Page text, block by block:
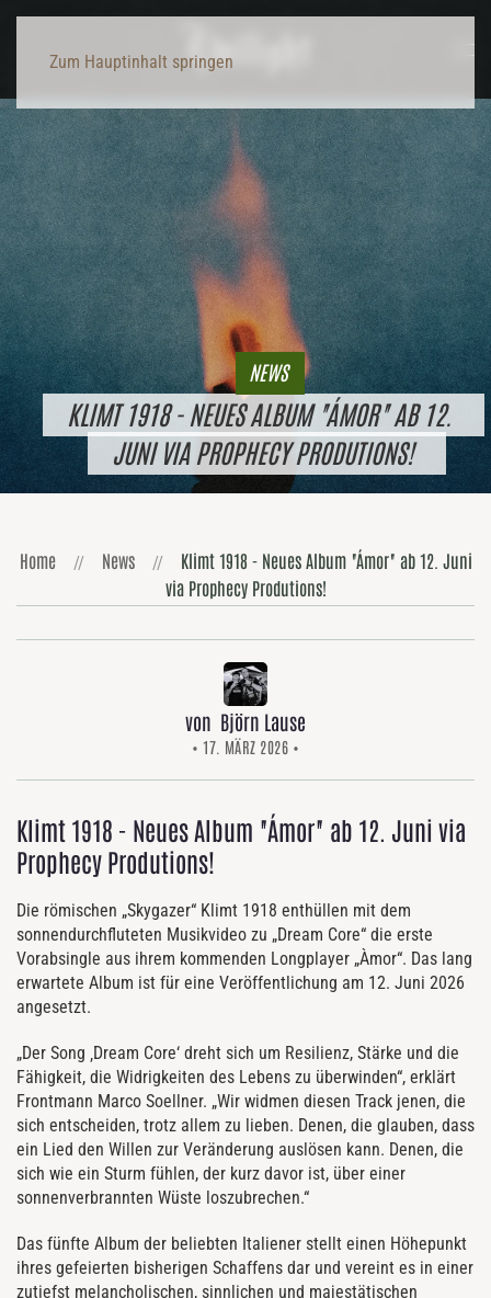
Zum Hauptinhalt springen
NEWS
KLIMT 1918 - NEUES ALBUM "ÁMOR" AB 12.
JUNI VIA PROPHECY PRODUTIONS!
Home News
Klimt 1918 - Neues Album "Ámor" ab 12. Juni
via Prophecy Produtions!
von Björn Lause
• 17. MÄRZ 2026 •
Klimt 1918 - Neues Album "Ámor" ab 12. Juni via
Prophecy Produtions!
Die römischen „Skygazer“ Klimt 1918 enthüllen mit dem
sonnendurchfluteten Musikvideo zu „Dream Core“ die erste
Vorabsingle aus ihrem kommenden Longplayer „Àmor“. Das lang
erwartete Album ist für eine Veröffentlichung am 12. Juni 2026
angesetzt.
„Der Song ‚Dream Core‘ dreht sich um Resilienz, Stärke und die
Fähigkeit, die Widrigkeiten des Lebens zu überwinden“, erklärt
Frontmann Marco Soellner. „Wir widmen diesen Track jenen, die
sich entscheiden, trotz allem zu lieben. Denen, die glauben, dass
ein Lied den Willen zur Veränderung auslösen kann. Denen, die
sich wie ein Sturm fühlen, der kurz davor ist, über einer
sonnenverbrannten Wüste loszubrechen.“
Das fünfte Album der beliebten Italiener stellt einen Höhepunkt
ihres gefeierten bisherigen Schaffens dar und vereint es in einer
zutiefst melancholischen, sinnlichen und majestätischen